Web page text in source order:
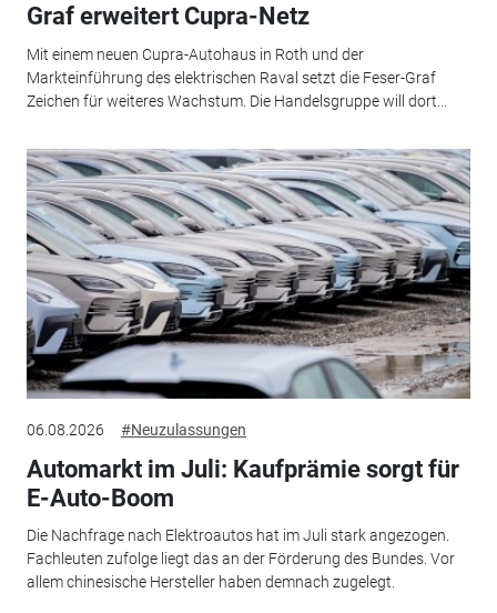
Graf erweitert Cupra-Netz
Mit einem neuen Cupra-Autohaus in Roth und der
Markteinführung des elektrischen Raval setzt die Feser-Graf
Zeichen für weiteres Wachstum. Die Handelsgruppe will dort...
06.08.2026 #Neuzulassungen
Automarkt im Juli: Kaufprämie sorgt für
E-Auto-Boom
Die Nachfrage nach Elektroautos hat im Juli stark angezogen.
Fachleuten zufolge liegt das an der Förderung des Bundes. Vor
allem chinesische Hersteller haben demnach zugelegt.